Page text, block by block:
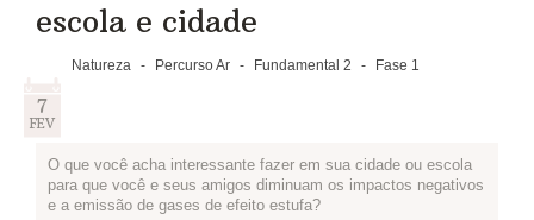
escola e cidade
Natureza - Percurso Ar - Fundamental 2 - Fase 1
7
FEV
O que você acha interessante fazer em sua cidade ou escola
para que você e seus amigos diminuam os impactos negativos
e a emissão de gases de efeito estufa?